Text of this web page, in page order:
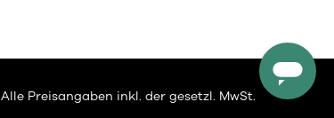
Alle Preisangaben inkl. der gesetzl. MwSt.